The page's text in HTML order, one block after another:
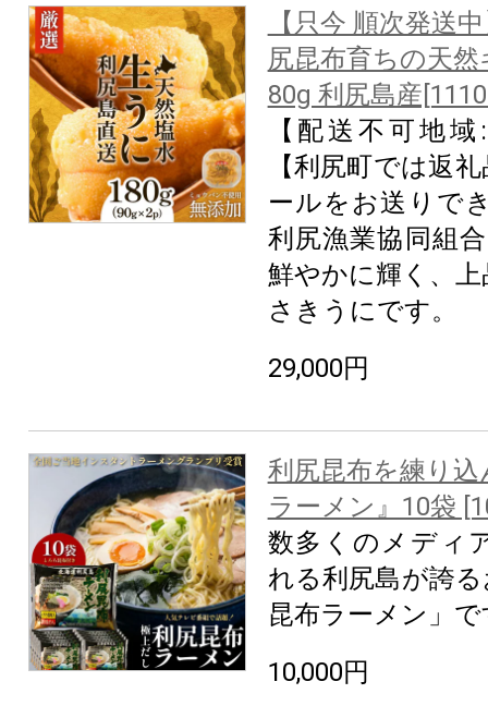
【只今 順次発送
尻昆布育ちの天
80g 利尻島産
【配送不可地
【利尻町では返
ールをお送りで
利尻漁業協同組
鮮やかに輝く、
さきうにです。
29,000円
利尻昆布を練り
ラーメン』10袋
数多くのメディ
れる利尻島が誇
昆布ラーメン」で
10,000円